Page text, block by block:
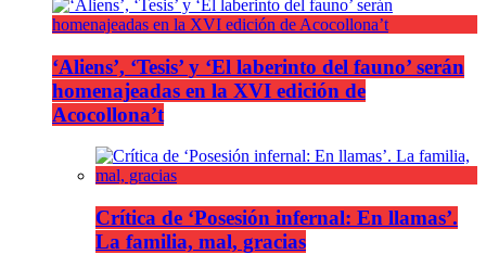
‘Aliens’, ‘Tesis’ y ‘El laberinto del fauno’ serán
homenajeadas en la XVI edición de
Acocollona’t
Crítica de ‘Posesión infernal: En llamas’.
La familia, mal, gracias